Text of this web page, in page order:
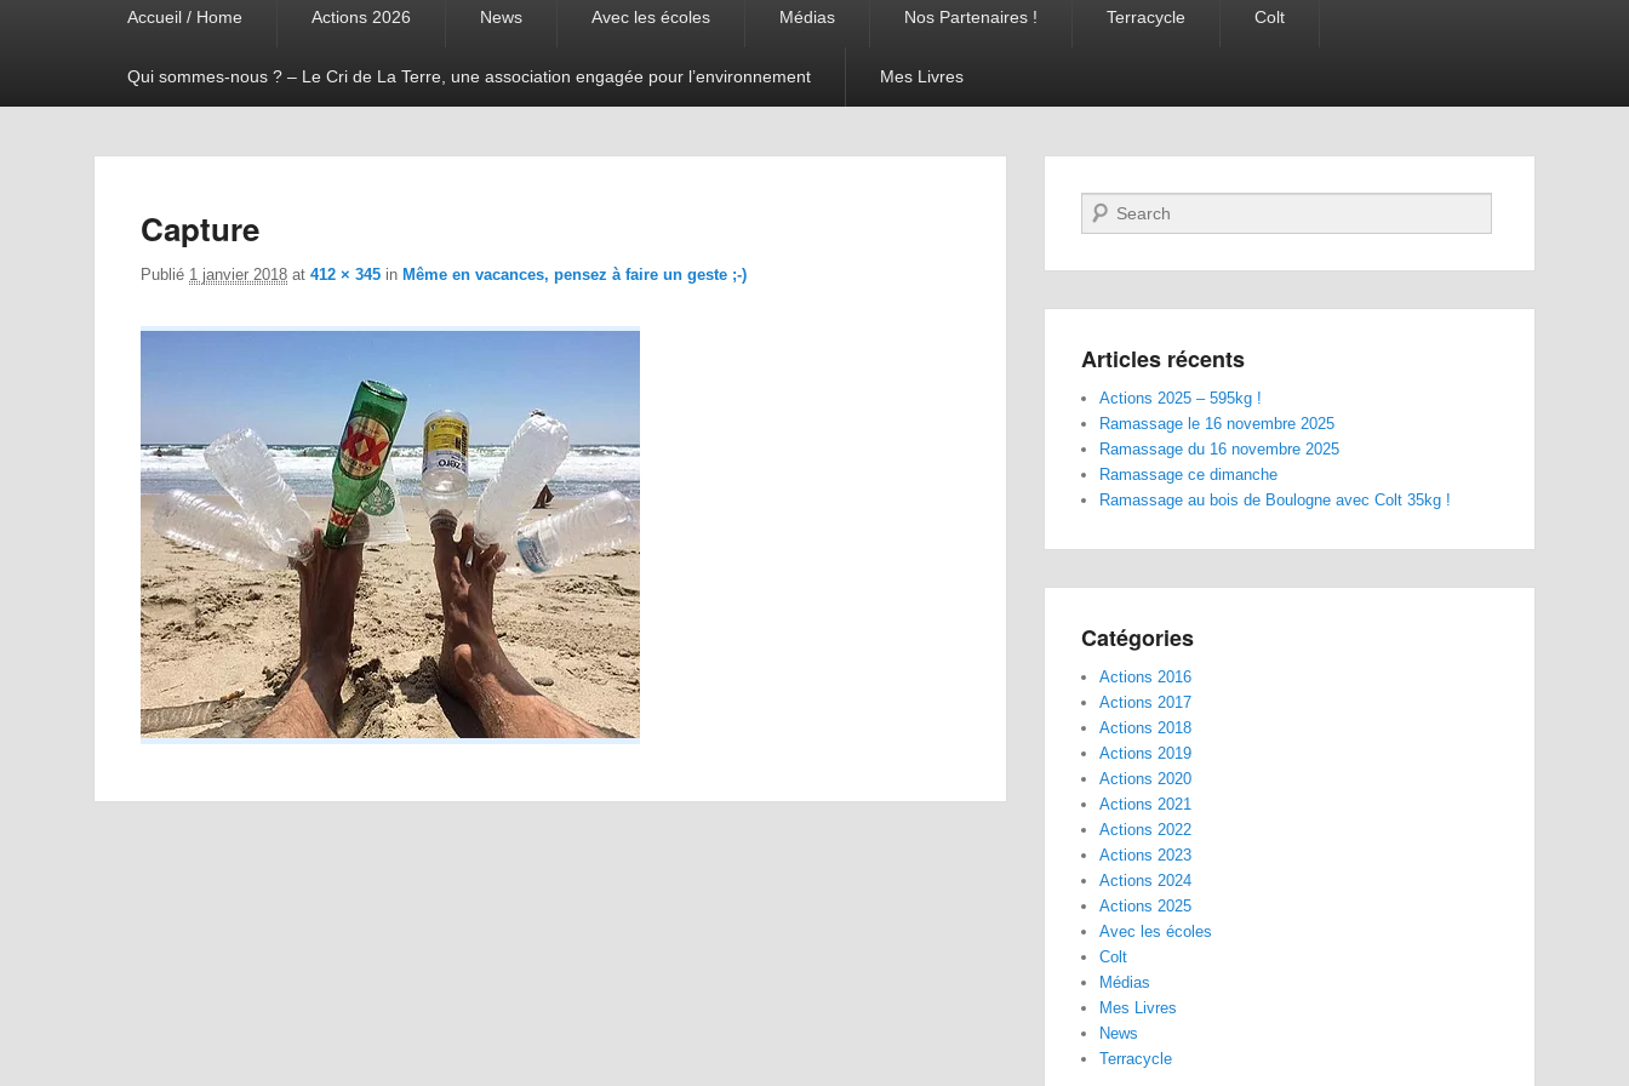
Accueil / Home Actions 2026 News Avec les écoles Médias Nos Partenaires ! Terracycle Colt
Qui sommes-nous ? – Le Cri de La Terre, une association engagée pour l’environnement Mes Livres
Capture
Publié 1 janvier 2018 at 412 × 345 in Même en vacances, pensez à faire un geste ;-)
Recherche
Articles récents
Actions 2025 – 595kg !
Ramassage le 16 novembre 2025
Ramassage du 16 novembre 2025
Ramassage ce dimanche
Ramassage au bois de Boulogne avec Colt 35kg !
Catégories
Actions 2016
Actions 2017
Actions 2018
Actions 2019
Actions 2020
Actions 2021
Actions 2022
Actions 2023
Actions 2024
Actions 2025
Avec les écoles
Colt
Médias
Mes Livres
News
Terracycle